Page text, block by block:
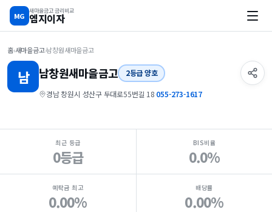
MG
새마을금고 금리비교
엠지이자
홈›새마을금고›남창원새마을금고
남 남창원새마을금고 2등급 양호
경남 창원시 성산구 두대로55번길 18·055-273-1617
지점 핵심 지표 요약
최근 등급
0등급
BIS비율
0.0%
예탁금 최고
0.00%
배당률
0.00%